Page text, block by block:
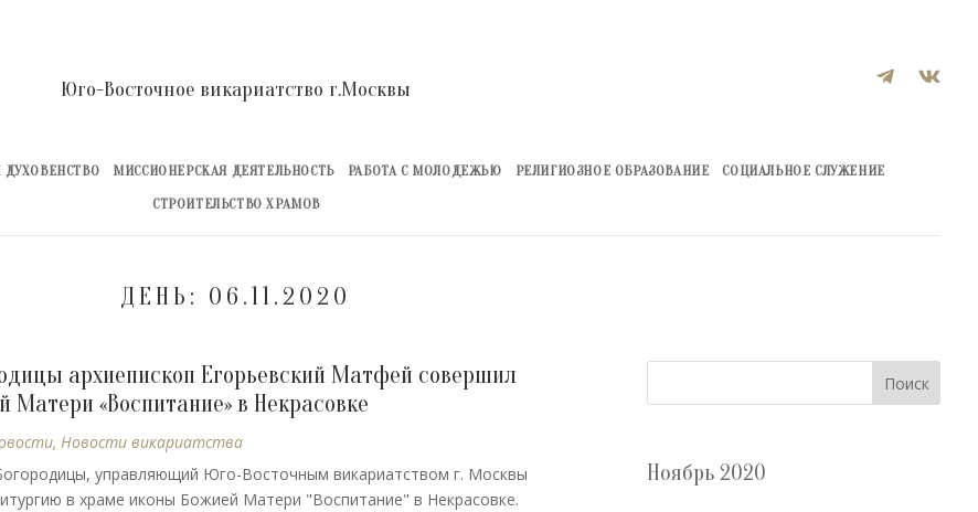
 
Юго-Восточное викариатство г.Москвы
МИССИОНЕРСКАЯ ДЕЯТЕЛЬНОСТЬ РАБОТА С МОЛОДЕЖЬЮ РЕЛИГИОЗНОЕ ОБРАЗОВАНИЕ
СОЦИАЛЬНОЕ СЛУЖЕНИЕ
СТРОИТЕЛЬСТВО ХРАМОВ
ДЕНЬ: 06.11.2020
архиепископ Егорьевский Матфей совершил
«Воспитание» в Некрасовке
, Новости викариатства
управляющий Юго-Восточным викариатством г. Москвы
в храме иконы Божией Матери "Воспитание" в Некрасовке.
Поиск
Ноябрь 2020